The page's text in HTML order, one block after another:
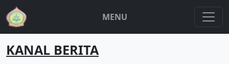
MENU
KANAL BERITA